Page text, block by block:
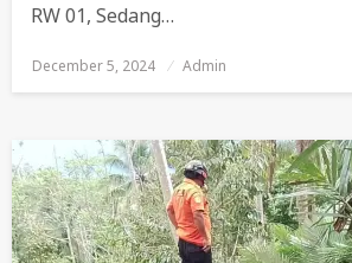
RW 01, Sedang…
Posted
December 5, 2024 Admin